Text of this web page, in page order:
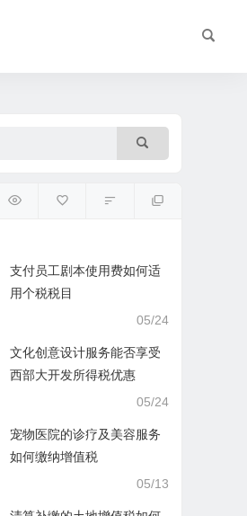
支付员工剧本使用费如何适
用个税税目
05/24
文化创意设计服务能否享受
西部大开发所得税优惠
05/24
宠物医院的诊疗及美容服务
如何缴纳增值税
05/13